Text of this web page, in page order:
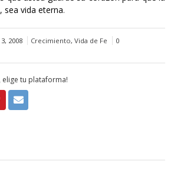
sea vida eterna.
2008 Crecimiento, Vida de Fe
0
elige tu plataforma!